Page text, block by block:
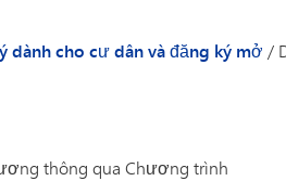
8)
dành cho cư dân và đăng ký mở /
thông qua Chương trình